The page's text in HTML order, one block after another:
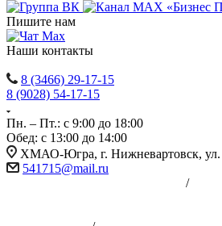
Пишите нам
Наши контакты
8 (3466) 29-17-15
8 (9028) 54-17-15
Пн. – Пт.: с 9:00 до 18:00
Обед: с 13:00 до 14:00
ХМАО-Югра, г. Нижневартовск,
541715@mail.ru
/